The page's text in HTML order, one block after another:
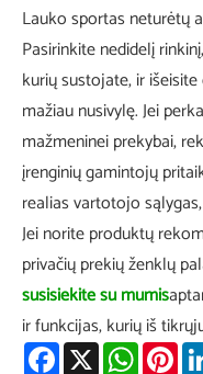
Lauko sportas neturėtų
Pasirinkite nedidelį
kurių sustojate, ir
mažiau nusivylę. Jei
mažmeninei prekybai,
įrenginių gamintojų
realias vartotojo
Jei norite produktų
privačių prekių ženklų
susisiekite su mumis
ir funkcijas, kurių iš
Facebook